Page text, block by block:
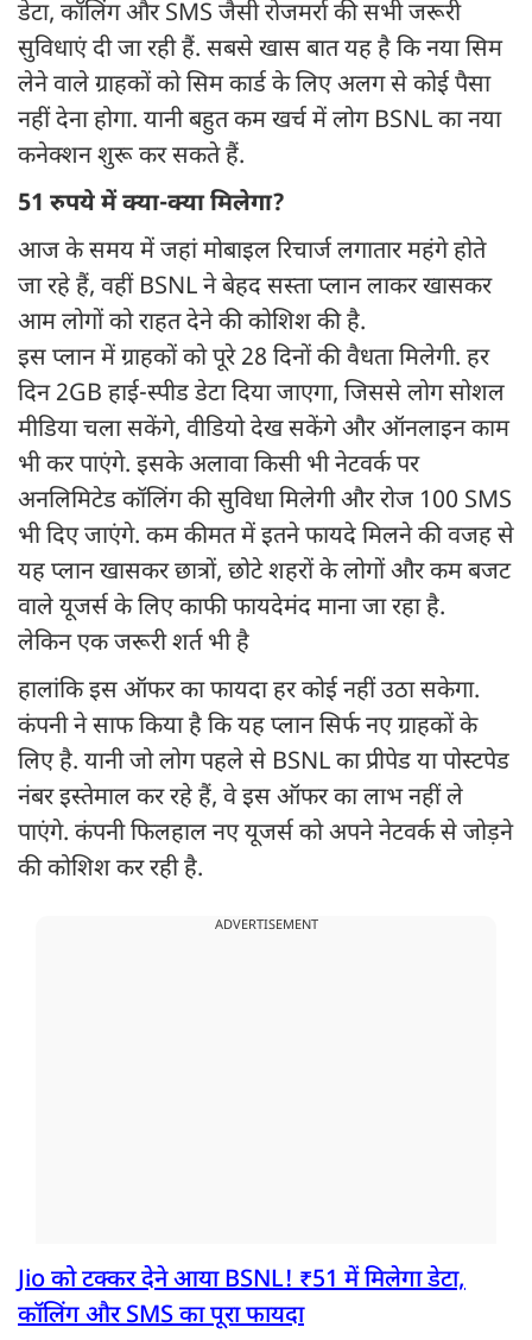
डेटा, कॉलिंग और SMS जैसी रोजमर्रा की सभी जरूरी
सुविधाएं दी जा रही हैं. सबसे खास बात यह है कि नया सिम
लेने वाले ग्राहकों को सिम कार्ड के लिए अलग से कोई पैसा
नहीं देना होगा. यानी बहुत कम खर्च में लोग BSNL का नया
कनेक्शन शुरू कर सकते हैं.
51 रुपये में क्या-क्या मिलेगा?
आज के समय में जहां मोबाइल रिचार्ज लगातार महंगे होते
जा रहे हैं, वहीं BSNL ने बेहद सस्ता प्लान लाकर खासकर
आम लोगों को राहत देने की कोशिश की है.
इस प्लान में ग्राहकों को पूरे 28 दिनों की वैधता मिलेगी. हर
दिन 2GB हाई-स्पीड डेटा दिया जाएगा, जिससे लोग सोशल
मीडिया चला सकेंगे, वीडियो देख सकेंगे और ऑनलाइन काम
भी कर पाएंगे. इसके अलावा किसी भी नेटवर्क पर
अनलिमिटेड कॉलिंग की सुविधा मिलेगी और रोज 100 SMS
भी दिए जाएंगे. कम कीमत में इतने फायदे मिलने की वजह से
यह प्लान खासकर छात्रों, छोटे शहरों के लोगों और कम बजट
वाले यूजर्स के लिए काफी फायदेमंद माना जा रहा है.
लेकिन एक जरूरी शर्त भी है
हालांकि इस ऑफर का फायदा हर कोई नहीं उठा सकेगा.
कंपनी ने साफ किया है कि यह प्लान सिर्फ नए ग्राहकों के
लिए है. यानी जो लोग पहले से BSNL का प्रीपेड या पोस्टपेड
नंबर इस्तेमाल कर रहे हैं, वे इस ऑफर का लाभ नहीं ले
पाएंगे. कंपनी फिलहाल नए यूजर्स को अपने नेटवर्क से जोड़ने
की कोशिश कर रही है.
ADVERTISEMENT
Jio को टक्कर देने आया BSNL! ₹51 में मिलेगा डेटा,
कॉलिंग और SMS का पूरा फायदा